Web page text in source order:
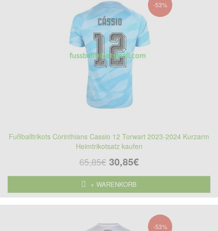
-53%
Fußballtrikots Corinthians Cassio 12 Torwart 2023-2024 Kurzarm
Heimtrikotsatz kaufen
65,85€ 30,85€
+ WARENKORB
-53%